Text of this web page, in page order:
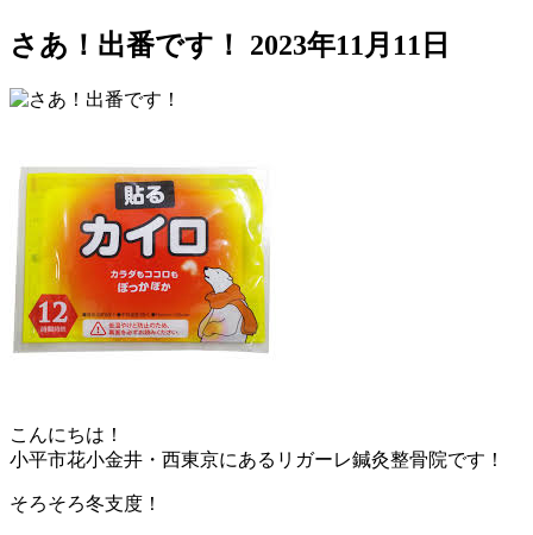
さあ！出番です！
2023年11月11日
こんにちは！
小平市花小金井・西東京にあるリガーレ鍼灸整骨院です！
そろそろ冬支度！